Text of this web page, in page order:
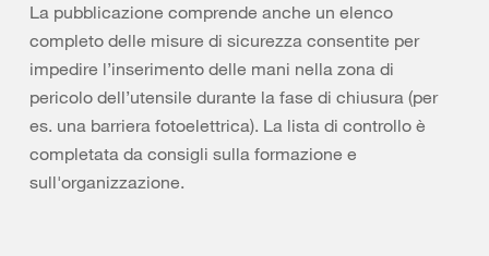
La pubblicazione comprende anche un elenco
completo delle misure di sicurezza consentite per
impedire l’inserimento delle mani nella zona di
pericolo dell’utensile durante la fase di chiusura (per
es. una barriera fotoelettrica). La lista di controllo è
completata da consigli sulla formazione e
sull'organizzazione.